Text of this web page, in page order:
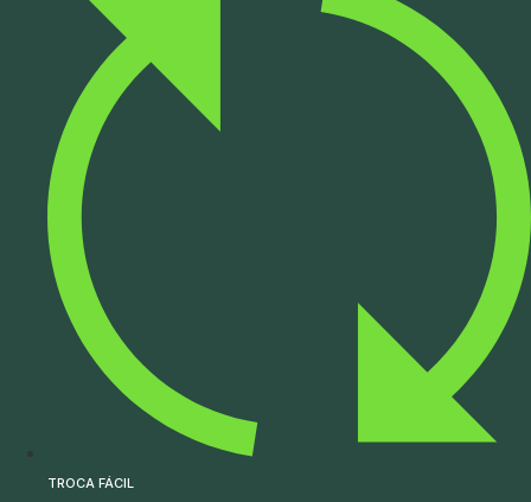
TROCA FÁCIL